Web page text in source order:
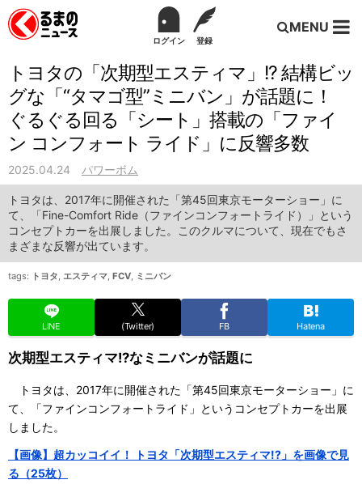
ログイン 登録
MENU
トヨタの「次期型エスティマ」!? 結構ビッ
グな「“タマゴ型”ミニバン」が話題に！
ぐるぐる回る「シート」搭載の「ファイ
ン コンフォート ライド」に反響多数
2025.04.24 パワーボム
トヨタは、2017年に開催された「第45回東京モーターショー」に
て、「Fine-Comfort Ride（ファインコンフォートライド）」という
コンセプトカーを出展しました。このクルマについて、現在でもさ
まざまな反響が出ています。
tags: トヨタ, エスティマ, FCV, ミニバン
LINE (Twitter) FB Hatena
次期型エスティマ!?なミニバンが話題に
トヨタは、2017年に開催された「第45回東京モーターショー」に
て、「ファインコンフォートライド」というコンセプトカーを出展
しました。
【画像】超カッコイイ！ トヨタ「次期型エスティマ!?」を画像で見
る（25枚）